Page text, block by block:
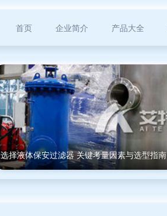
首页 企业简介 产品大全
选择液体保安过滤器 关键考量因素与选型指南